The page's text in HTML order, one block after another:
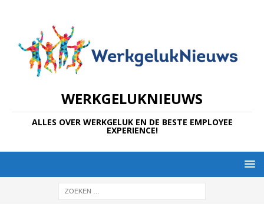
WERKGELUKNIEUWS
ALLES OVER WERKGELUK EN DE BESTE EMPLOYEE
EXPERIENCE!